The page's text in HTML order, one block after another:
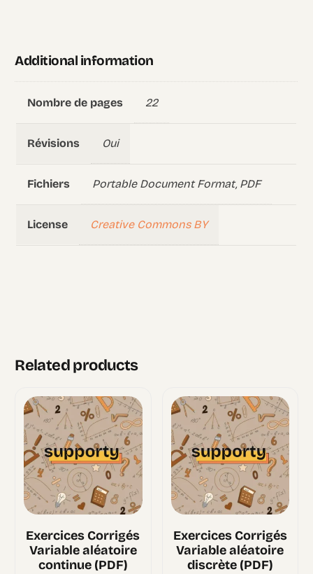
Additional information
Nombre de pages 22
Révisions Oui
Fichiers Portable Document Format, PDF
License Creative Commons BY
Related products
Exercices Corrigés
Variable aléatoire
continue (PDF)
Exercices Corrigés
Variable aléatoire
discrète (PDF)